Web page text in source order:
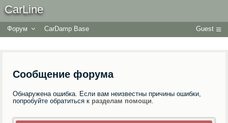
CarLine
Форум CarDamp Base Guest
Сообщение форума
Обнаружена ошибка. Если вам неизвестны причины ошибки,
попробуйте обратиться к разделам помощи.